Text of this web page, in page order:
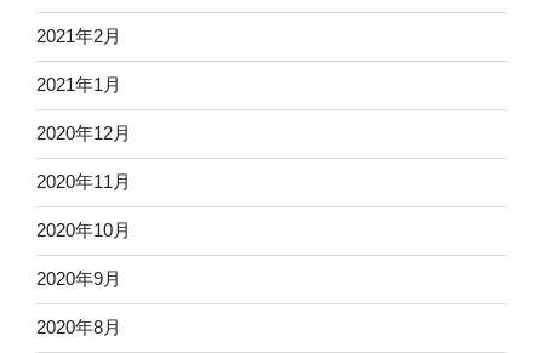
2021年2月
2021年1月
2020年12月
2020年11月
2020年10月
2020年9月
2020年8月